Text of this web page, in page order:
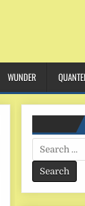
WUNDER
Search
for: